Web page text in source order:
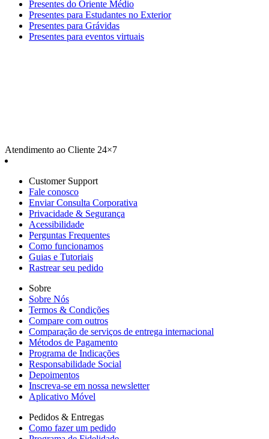
Presentes do Oriente Médio
Presentes para Estudantes no Exterior
Presentes para Grávidas
Presentes para eventos virtuais
Atendimento ao Cliente 24×7
Customer Support
Fale conosco
Enviar Consulta Corporativa
Privacidade & Segurança
Acessibilidade
Perguntas Frequentes
Como funcionamos
Guias e Tutoriais
Rastrear seu pedido
Sobre
Sobre Nós
Termos & Condições
Compare com outros
Comparação de serviços de entrega internacional
Métodos de Pagamento
Programa de Indicações
Responsabilidade Social
Depoimentos
Inscreva-se em nossa newsletter
Aplicativo Móvel
Pedidos & Entregas
Como fazer um pedido